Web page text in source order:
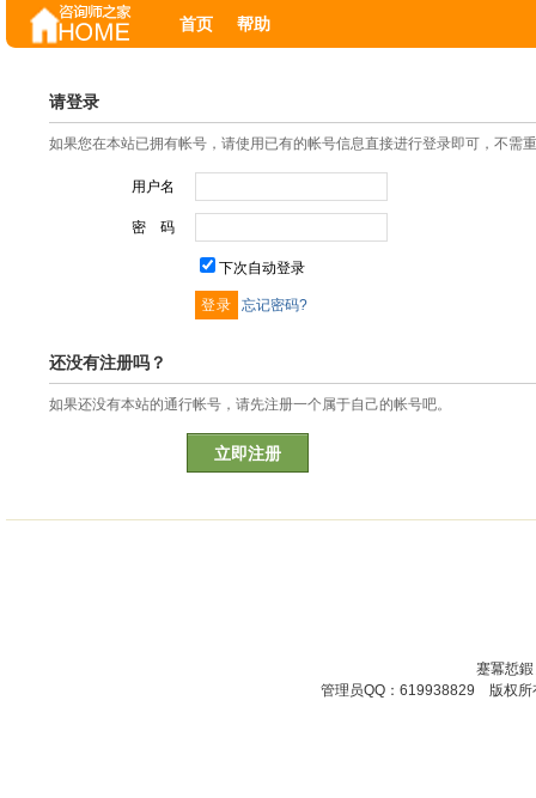
首页 帮助
请登录
如果您在本站已拥有帐号，请使用已有的帐号信息直接进行登录即可，不需
用户名
密 码
下次自动登录
忘记密码?
还没有注册吗？
如果还没有本站的通行帐号，请先注册一个属于自己的帐号吧。
立即注册
蹇冪悊
管理员QQ：619938829 版权